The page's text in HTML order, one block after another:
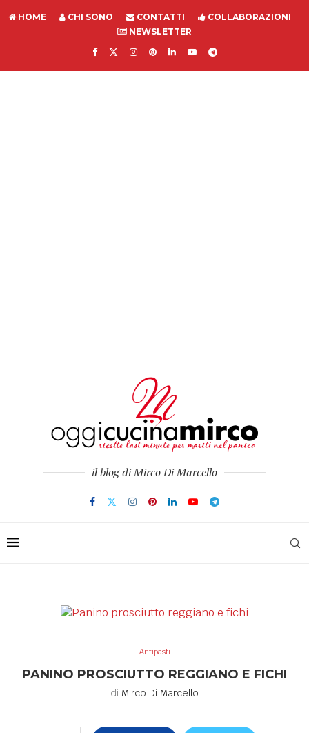
HOME CHI SONO CONTATTI
COLLABORAZIONI
NEWSLETTER
il blog di Mirco Di Marcello
Antipasti
PANINO PROSCIUTTO REGGIANO E FICHI
di Mirco Di Marcello